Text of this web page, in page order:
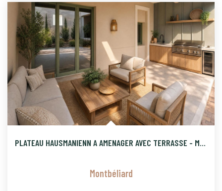
PLATEAU HAUSMANIENN A AMENAGER AVEC TERRASSE - MONTBELIARD
Montbéliard